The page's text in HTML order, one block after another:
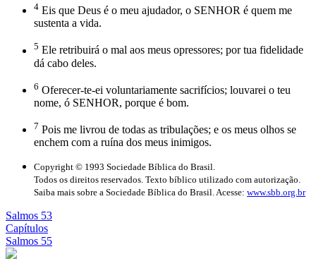
4 Eis que Deus é o meu ajudador, o SENHOR é quem me
sustenta a vida.
5 Ele retribuirá o mal aos meus opressores; por tua fidelidade
dá cabo deles.
6 Oferecer-te-ei voluntariamente sacrifícios; louvarei o teu
nome, ó SENHOR, porque é bom.
7 Pois me livrou de todas as tribulações; e os meus olhos se
enchem com a ruína dos meus inimigos.
Copyright © 1993 Sociedade Bíblica do Brasil.
Todos os direitos reservados. Texto bíblico utilizado com autorização.
Saiba mais sobre a Sociedade Bíblica do Brasil. Acesse: www.sbb.org.br
Salmos 53
Capítulos
Salmos 55